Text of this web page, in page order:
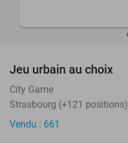
Jeu urbain au choix
City Game
Strasbourg (+121 positions)
Vendu : 661